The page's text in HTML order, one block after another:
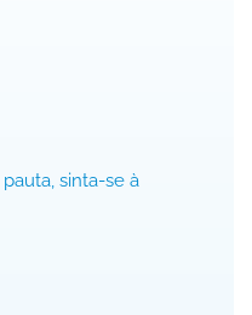
sinta-se à